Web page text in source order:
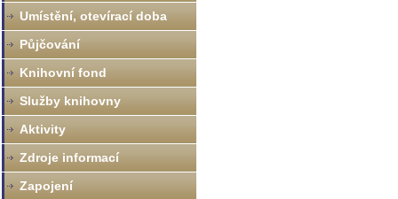
Umístění, otevírací doba
Půjčování
Knihovní fond
Služby knihovny
Aktivity
Zdroje informací
Zapojení